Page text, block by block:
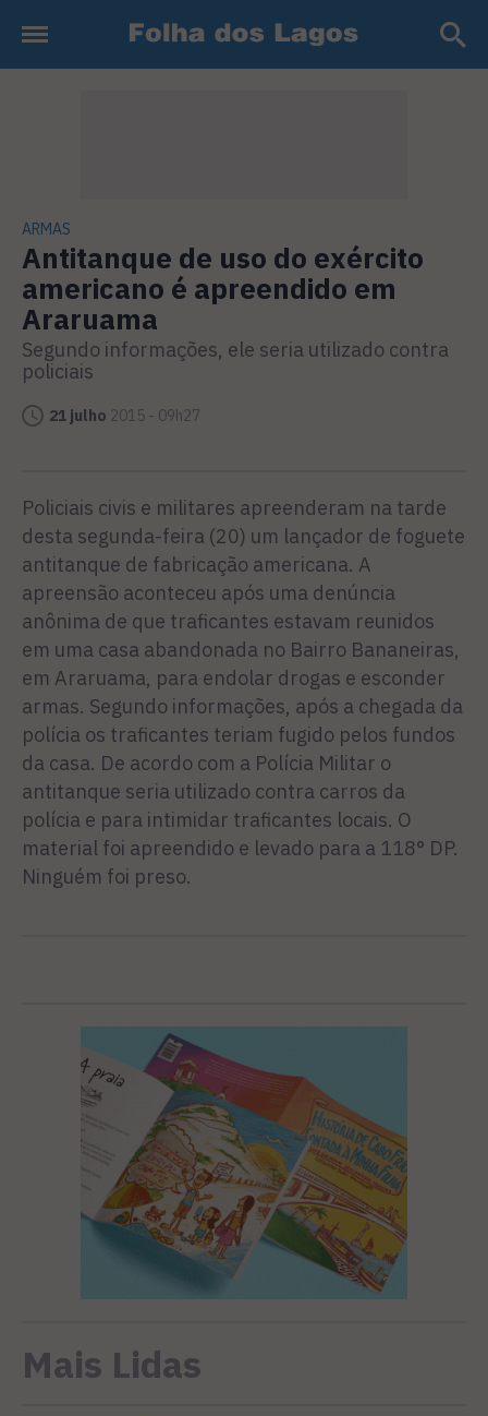
ARMAS
Antitanque de uso do exército
americano é apreendido em
Araruama
Segundo informações, ele seria utilizado contra
policiais
21 julho 2015 - 09h27
Policiais civis e militares apreenderam na tarde
desta segunda-feira (20) um lançador de foguete
antitanque de fabricação americana. A
apreensão aconteceu após uma denúncia
anônima de que traficantes estavam reunidos
em uma casa abandonada no Bairro Bananeiras,
em Araruama, para endolar drogas e esconder
armas. Segundo informações, após a chegada da
polícia os traficantes teriam fugido pelos fundos
da casa. De acordo com a Polícia Militar o
antitanque seria utilizado contra carros da
polícia e para intimidar traficantes locais. O
material foi apreendido e levado para a 118° DP.
Ninguém foi preso.
Mais Lidas